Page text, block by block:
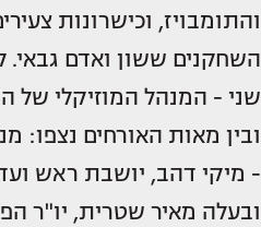
והתומבויז, וכישרונות
השחקנים ששון ואדם גבאי.
שני - המנהל המוזיקלי של
ובין מאות האורחים נצפו:
- מיקי דהב, יושבת ראש
ובעלה מאיר שטרית, יו"ר